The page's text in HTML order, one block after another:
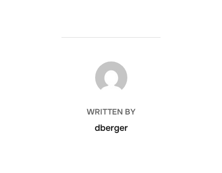
BEITRAGSAUTOR
WRITTEN BY
dberger